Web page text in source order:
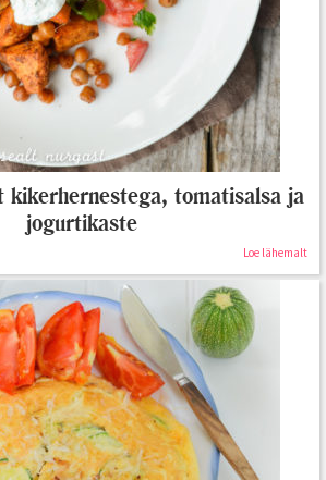
kikerhernestega, tomatisalsa ja
jogurtikaste
Loe lähemalt